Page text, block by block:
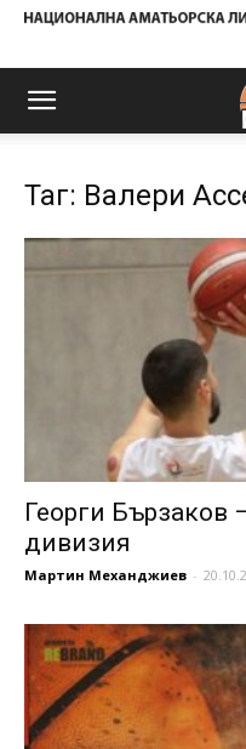
Таг: Валери
Георги Бързаков
дивизия
Мартин Механджиев -